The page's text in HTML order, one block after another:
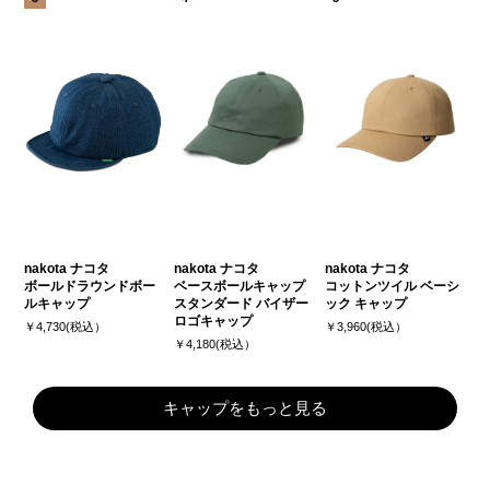
nakota ナコタ
ボールドラウンドボー
ルキャップ
￥4,730(税込）
nakota ナコタ
ベースボールキャップ
スタンダード バイザー
ロゴキャップ
￥4,180(税込）
nakota ナコタ
コットンツイル ベーシ
ック キャップ
￥3,960(税込）
キャップをもっと見る